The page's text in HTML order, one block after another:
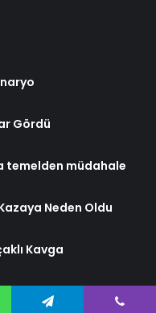
Gördü
temelden müdahale
Neden Oldu
Kavga